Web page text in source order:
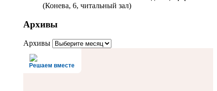
(Конева, 6, читальный зал)
Архивы
Архивы
Решаем вместе